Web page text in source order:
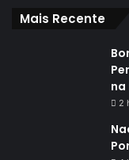
Mais Recente
2